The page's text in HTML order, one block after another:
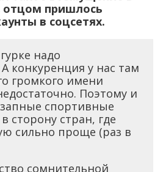
отцом пришлось
в соцсетях.
надо
конкуренция у нас там
громкого имени
Поэтому и
спортивные
сторону стран, где
сильно проще (раз в
сомнительной